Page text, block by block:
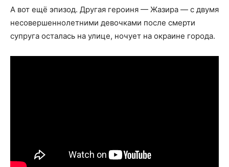
А вот ещё эпизод. Другая героиня — Жазира — с двумя
несовершеннолетними девочками после смерти
супруга осталась на улице, ночует на окраине города.